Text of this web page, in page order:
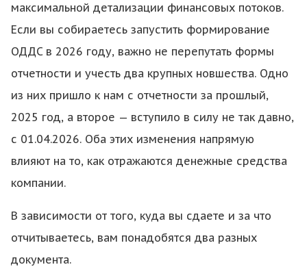
максимальной детализации финансовых потоков.
Если вы собираетесь запустить формирование
ОДДС в 2026 году, важно не перепутать формы
отчетности и учесть два крупных новшества. Одно
из них пришло к нам с отчетности за прошлый,
2025 год, а второе — вступило в силу не так давно,
с 01.04.2026. Оба этих изменения напрямую
влияют на то, как отражаются денежные средства
компании.
В зависимости от того, куда вы сдаете и за что
отчитываетесь, вам понадобятся два разных
документа.